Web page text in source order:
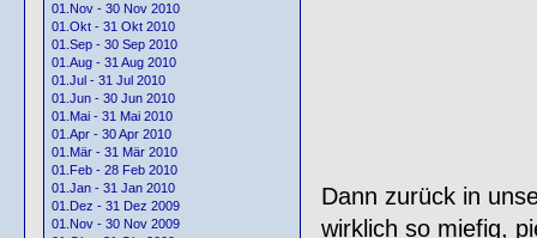
01.Nov - 30 Nov 2010
01.Okt - 31 Okt 2010
01.Sep - 30 Sep 2010
01.Aug - 31 Aug 2010
01.Jul - 31 Jul 2010
01.Jun - 30 Jun 2010
01.Mai - 31 Mai 2010
01.Apr - 30 Apr 2010
01.Mär - 31 Mär 2010
01.Feb - 28 Feb 2010
01.Jan - 31 Jan 2010
01.Dez - 31 Dez 2009
01.Nov - 30 Nov 2009
Dann zurück in
wirklich so miefig,